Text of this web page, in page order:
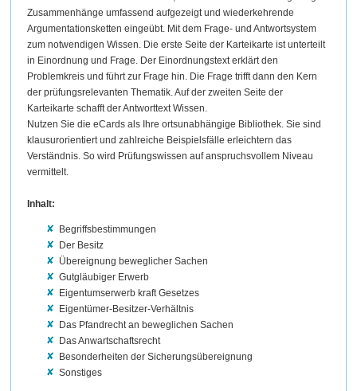
Zusammenhänge umfassend aufgezeigt und wiederkehrende
Argumentationsketten eingeübt. Mit dem Frage- und Antwortsystem
zum notwendigen Wissen. Die erste Seite der Karteikarte ist unterteilt
in Einordnung und Frage. Der Einordnungstext erklärt den
Problemkreis und führt zur Frage hin. Die Frage trifft dann den Kern
der prüfungsrelevanten Thematik. Auf der zweiten Seite der
Karteikarte schafft der Antworttext Wissen.
Nutzen Sie die eCards als Ihre ortsunabhängige Bibliothek. Sie sind
klausurorientiert und zahlreiche Beispielsfälle erleichtern das
Verständnis. So wird Prüfungswissen auf anspruchsvollem Niveau
vermittelt.
Inhalt:
Begriffsbestimmungen
Der Besitz
Übereignung beweglicher Sachen
Gutgläubiger Erwerb
Eigentumserwerb kraft Gesetzes
Eigentümer-Besitzer-Verhältnis
Das Pfandrecht an beweglichen Sachen
Das Anwartschaftsrecht
Besonderheiten der Sicherungsübereignung
Sonstiges